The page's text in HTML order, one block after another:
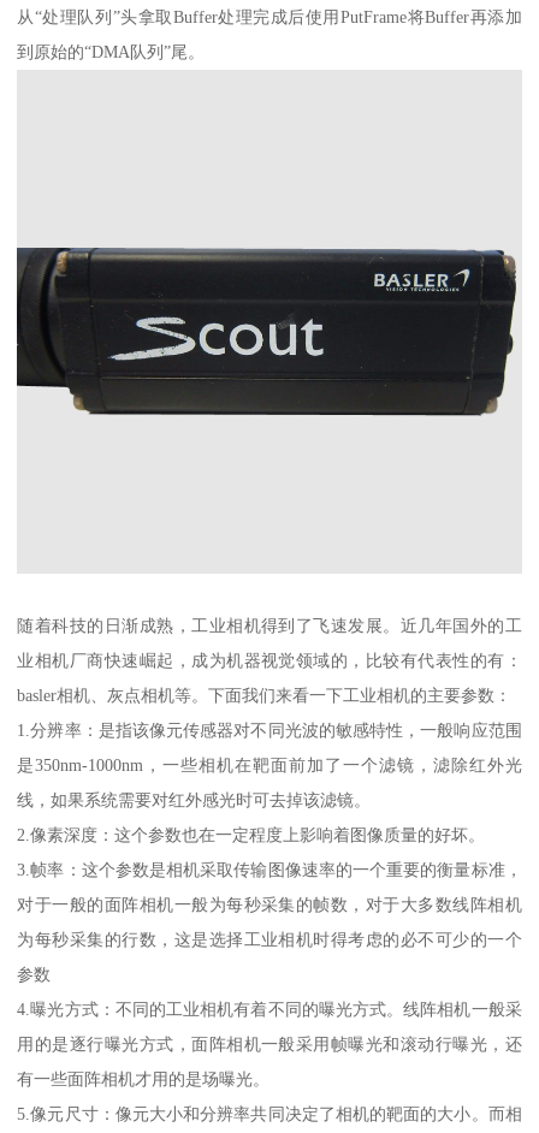
从“处理队列”头拿取Buffer处理完成后使用PutFrame将Buffer再添加
到原始的“DMA队列”尾。
随着科技的日渐成熟，工业相机得到了飞速发展。近几年国外的工
业相机厂商快速崛起，成为机器视觉领域的，比较有代表性的有：
basler相机、灰点相机等。下面我们来看一下工业相机的主要参数：
1.分辨率：是指该像元传感器对不同光波的敏感特性，一般响应范围
是350nm-1000nm，一些相机在靶面前加了一个滤镜，滤除红外光
线，如果系统需要对红外感光时可去掉该滤镜。
2.像素深度：这个参数也在一定程度上影响着图像质量的好坏。
3.帧率：这个参数是相机采取传输图像速率的一个重要的衡量标准，
对于一般的面阵相机一般为每秒采集的帧数，对于大多数线阵相机
为每秒采集的行数，这是选择工业相机时得考虑的必不可少的一个
参数
4.曝光方式：不同的工业相机有着不同的曝光方式。线阵相机一般采
用的是逐行曝光方式，面阵相机一般采用帧曝光和滚动行曝光，还
有一些面阵相机才用的是场曝光。
5.像元尺寸：像元大小和分辨率共同决定了相机的靶面的大小。而相